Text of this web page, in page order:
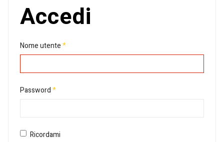
Accedi
Nome utente*
Password*
Ricordami